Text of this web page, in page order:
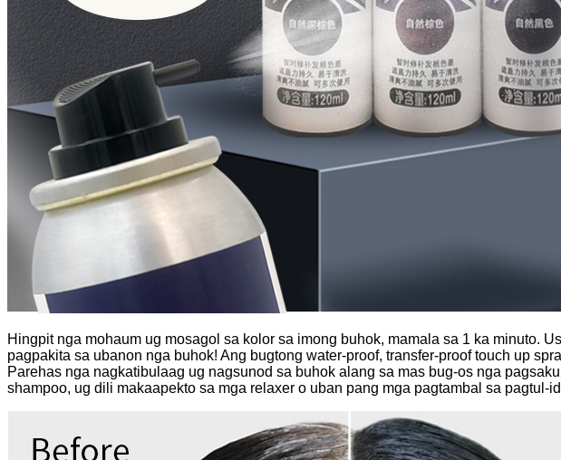
Hingpit nga mohaum ug mosagol sa kolor sa imong buhok, mamala sa 1 ka minuto.
pagpakita sa ubanon nga buhok! Ang bugtong water-proof, transfer-proof touch up
Parehas nga nagkatibulaag ug nagsunod sa buhok alang sa mas bug-os nga
shampoo, ug dili makaapekto sa mga relaxer o uban pang mga pagtambal sa pagtul-